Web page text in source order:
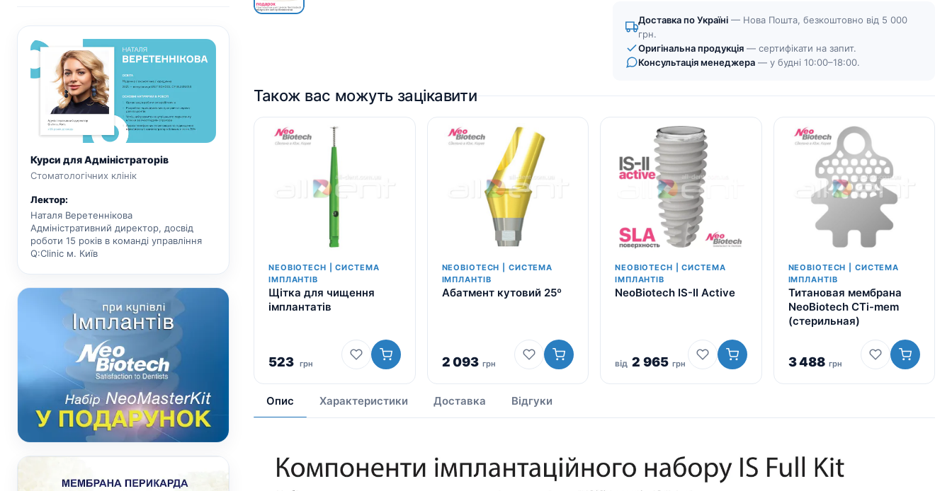
Курси для Адміністраторів
Стоматологічних клінік
Лектор:
Наталя Веретеннікова
Адміністративний директор, досвід
роботи 15 років в команді управління
Q:Clinic м. Київ
Доставка по Україні — Нова Пошта, безкоштовно від 5 000
грн.
Оригінальна продукція — сертифікати на запит.
Консультація менеджера — у будні 10:00–18:00.
Також вас можуть зацікавити
NEOBIOTECH | СИСТЕМА
ІМПЛАНТІВ
Щітка для чищення
імплантатів
523 грн
NEOBIOTECH | СИСТЕМА
ІМПЛАНТІВ
Абатмент кутовий 25º
2 093 грн
NEOBIOTECH | СИСТЕМА
ІМПЛАНТІВ
NeoBiotech IS-II Active
від 2 965 грн
NEOBIOTECH | СИСТЕМА
ІМПЛАНТІВ
Титановая мембрана
NeoBiotech CTi-mem
(стерильная)
3 488 грн
Опис Характеристики Доставка Відгуки